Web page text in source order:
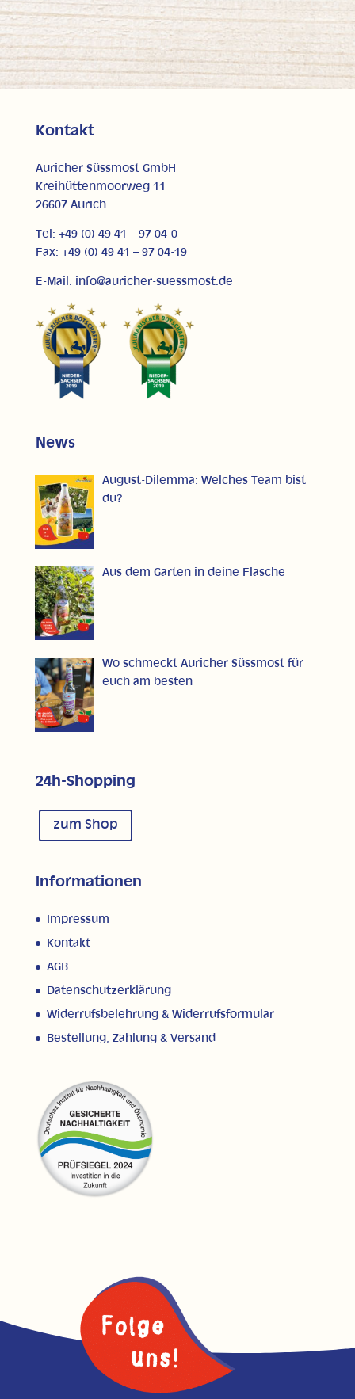
Kontakt
Auricher Süssmost GmbH
Kreihüttenmoorweg 11
26607 Aurich
Tel: +49 (0) 49 41 – 97 04-0
Fax: +49 (0) 49 41 – 97 04-19
E-Mail: info@auricher-suessmost.de
News
August-Dilemma: Welches Team bist
du?
Aus dem Garten in deine Flasche
Wo schmeckt Auricher Süssmost für
euch am besten
24h-Shopping
zum Shop
Informationen
Impressum
Kontakt
AGB
Datenschutzerklärung
Widerrufsbelehrung & Widerrufsformular
Bestellung, Zahlung & Versand